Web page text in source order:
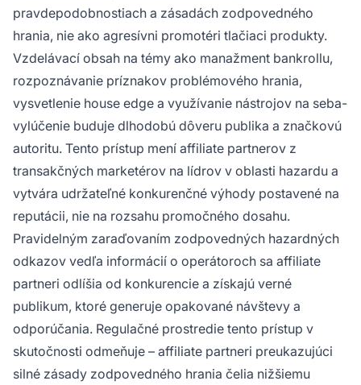
pravdepodobnostiach a zásadách zodpovedného
hrania, nie ako agresívni promotéri tlačiaci produkty.
Vzdelávací obsah na témy ako manažment bankrollu,
rozpoznávanie príznakov problémového hrania,
vysvetlenie house edge a využívanie nástrojov na seba-
vylúčenie buduje dlhodobú dôveru publika a značkovú
autoritu. Tento prístup mení affiliate partnerov z
transakčných marketérov na lídrov v oblasti hazardu a
vytvára udržateľné konkurenčné výhody postavené na
reputácii, nie na rozsahu promočného dosahu.
Pravidelným zaraďovaním zodpovedných hazardných
odkazov vedľa informácií o operátoroch sa affiliate
partneri odlíšia od konkurencie a získajú verné
publikum, ktoré generuje opakované návštevy a
odporúčania. Regulačné prostredie tento prístup v
skutočnosti odmeňuje – affiliate partneri preukazujúci
silné zásady zodpovedného hrania čelia nižšiemu